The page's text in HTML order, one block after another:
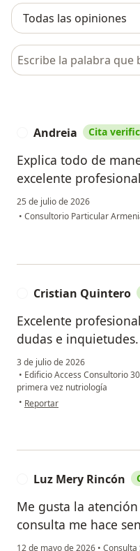
Busca en opiniones
Andreia Cita
Explica todo de
excelente
25 de julio de 2026
• Consultorio Particular
Cristian Quintero
Excelente
dudas e inquietudes.
3 de julio de 2026
• Edificio Access Consultorio
primera vez nutriología
• en opinión del usuario Cristian
Reportar
Luz Mery Rincón
Me gusta la
consulta me hace
12 de mayo de 2026 • Consulta